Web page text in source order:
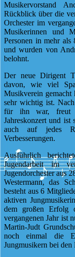
Musikervorstand
Rückblick über die
Orchester im
Musikerinnen und
Personen in mehr als
und wurden von
belohnt.
Der neue Dirigent
davon, wie viel
Musikverein gemacht
sehr wichtig ist.
für ihn war, freut
Jahreskonzert und
auch auf jedes
Verbesserungen.
Ausführlich
Jugendarbeit im
Jugendorchester aus
Westermann, das
besteht aus 6
aktiven
dem großen Erfolg
vergangenen Jahr ist
Martin-Judt
noch einmal die
Jungmusikern bei den